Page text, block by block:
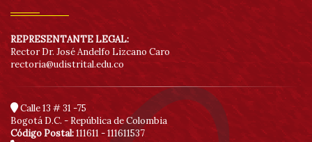
REPRESENTANTE LEGAL:
Rector Dr. José Andelfo Lizcano Caro
rectoria@udistrital.edu.co
Calle 13 # 31 -75
Bogotá D.C. - República de Colombia
Código Postal:111611 - 111611537